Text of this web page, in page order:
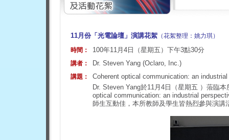
11月份「光電論壇」演講花絮 （花絮整理：姚力琪）
時間：
100年11月4日（星期五）下午3點30分
講者： Dr. Steven Yang (Oclaro, Inc.)
講題：
Coherent optical communication: an
Dr. Steven Yang於11月4日（星期五 ）蒞臨
optical communication: an industrial
師生互動佳，本所教師及學生皆熱烈參與演